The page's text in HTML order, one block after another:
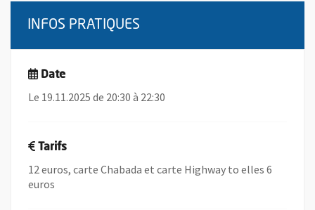
INFOS PRATIQUES
Date
Le 19.11.2025 de 20:30 à 22:30
Tarifs
12 euros, carte Chabada et carte Highway to elles 6
euros